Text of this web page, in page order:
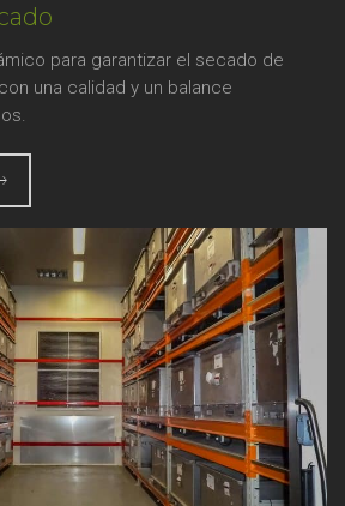
para garantizar el secado de
una calidad y un balance